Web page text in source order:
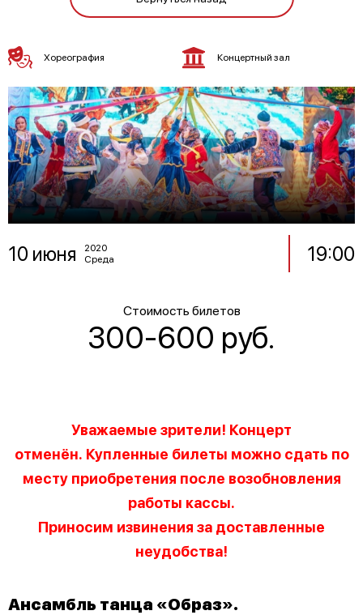
10 июня
2020
Среда
19:00
Стоимость билетов
300-600 руб.
Хореография Концертный зал
Уважаемые зрители! Концерт
отменён. Купленные билеты можно сдать по
месту приобретения после возобновления
работы кассы.
Приносим извинения за доставленные
неудобства!
Ансамбль танца «Образ».